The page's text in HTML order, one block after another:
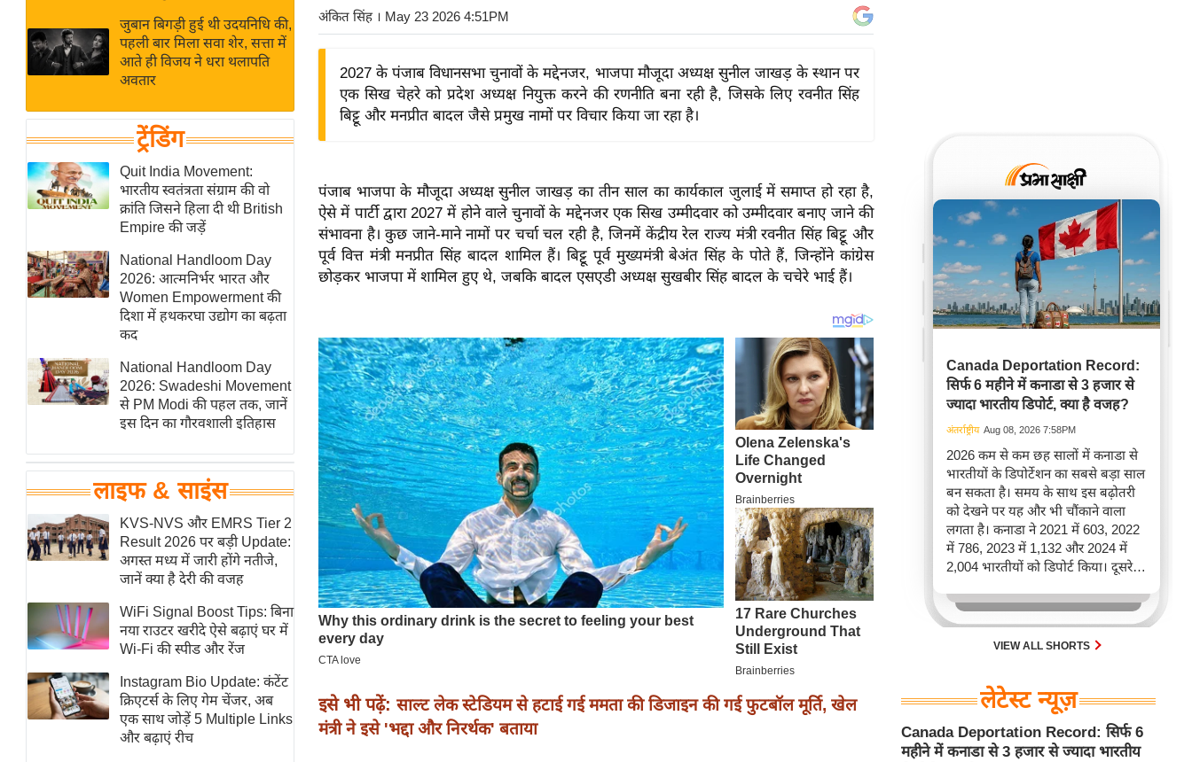
ई-पेपर
मिसाल बेमिसाल
शख्सियत
यंग इंडिया
साहित्य जगत
ऑटो वर्ल्ड
न्यूज ब्रीफ
मनोरंजन जगत
बॉलीवुड
हॉलीवुड
फिल्म समीक्षा
Breaking
News
लाइफस्टाइल
टेक्नॉलॉजी
घरेलू नुस्खे
पर्यटन स्थल
फिटनेस मंत्रा
रिलेशनशिप
राजनीति
विश्लेषण
समसामयिक
मातृभूमि
स्तंभ
एम.
जुबान बिगड़ी हुई थी उदयनिधि की,
पहली बार मिला सवा शेर, सत्ता में
आते ही विजय ने धरा थलापति
अवतार
ट्रेंडिंग
Quit India Movement:
भारतीय स्वतंत्रता संग्राम की वो
क्रांति जिसने हिला दी थी British
Empire की जड़ें
National Handloom Day
2026: आत्मनिर्भर भारत और
Women Empowerment की
दिशा में हथकरघा उद्योग का बढ़ता
कद
National Handloom Day
2026: Swadeshi Movement
से PM Modi की पहल तक, जानें
इस दिन का गौरवशाली इतिहास
लाइफ & साइंस
KVS-NVS और EMRS Tier 2
Result 2026 पर बड़ी Update:
अगस्त मध्य में जारी होंगे नतीजे,
जानें क्या है देरी की वजह
WiFi Signal Boost Tips: बिना
नया राउटर खरीदे ऐसे बढ़ाएं घर में
Wi-Fi की स्पीड और रेंज
Instagram Bio Update: कंटेंट
क्रिएटर्स के लिए गेम चेंजर, अब
एक साथ जोड़ें 5 Multiple Links
और बढ़ाएं रीच
अंकित सिंह। May 23 2026 4:51PM
2027 के पंजाब विधानसभा चुनावों के मद्देनजर, भाजपा मौजूदा अध्यक्ष सुनील जाखड़ के स्थान पर
एक सिख चेहरे को प्रदेश अध्यक्ष नियुक्त करने की रणनीति बना रही है, जिसके लिए रवनीत सिंह
बिट्टू और मनप्रीत बादल जैसे प्रमुख नामों पर विचार किया जा रहा है।
पंजाब भाजपा के मौजूदा अध्यक्ष सुनील जाखड़ का तीन साल का कार्यकाल जुलाई में समाप्त हो रहा है,
ऐसे में पार्टी द्वारा 2027 में होने वाले चुनावों के मद्देनजर एक सिख उम्मीदवार को उम्मीदवार बनाए जाने की
संभावना है। कुछ जाने-माने नामों पर चर्चा चल रही है, जिनमें केंद्रीय रेल राज्य मंत्री रवनीत सिंह बिट्टू और
पूर्व वित्त मंत्री मनप्रीत सिंह बादल शामिल हैं। बिट्टू पूर्व मुख्यमंत्री बेअंत सिंह के पोते हैं, जिन्होंने कांग्रेस
छोड़कर भाजपा में शामिल हुए थे, जबकि बादल एसएडी अध्यक्ष सुखबीर सिंह बादल के चचेरे भाई हैं।
इसे भी पढ़ें: साल्ट लेक स्टेडियम से हटाई गई ममता की डिजाइन की गई फुटबॉल मूर्ति, खेल
मंत्री ने इसे 'भद्दा और निरर्थक' बताया
Canada Deportation Record:
सिर्फ 6 महीने में कनाडा से 3 हजार से
ज्यादा भारतीय डिपोर्ट, क्या है वजह?
अंतर्राष्ट्रीय Aug 08, 2026 7:58PM
2026 कम से कम छह सालों में कनाडा से
भारतीयों के डिपोर्टेशन का सबसे बड़ा साल
बन सकता है। समय के साथ इस बढ़ोतरी
को देखने पर यह और भी चौंकाने वाला
लगता है। कनाडा ने 2021 में 603, 2022
में 786, 2023 में 1,132 और 2024 में
2,004 भारतीयों को डिपोर्ट किया। दूसरे
पूरे साल की तुलना में 2026 की पहली
छमाही में ज़्यादा भारतीयों को वापस भेजा
VIEW ALL SHORTS
लेटेस्ट न्यूज़
Canada Deportation Record: सिर्फ 6
महीने में कनाडा से 3 हजार से ज्यादा भारतीय